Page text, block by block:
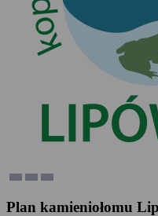
Plan kamieniołomu